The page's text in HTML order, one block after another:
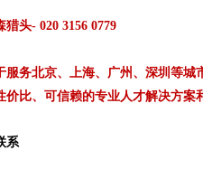
猎头- 020 3156 0779
服务北京、上海、广州、深圳等
价比、可信赖的专业人才解决方案
系